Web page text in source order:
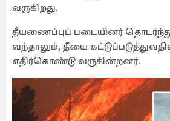
வருகிறது.
தீயணைப்புப் படையினர் தொடர்ந்து
வந்தாலும், தீயை
எதிர்கொண்டு வருகின்றனர்.